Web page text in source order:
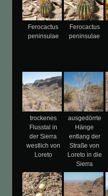
Ferocactus
peninsulae
Ferocactus
peninsulae
trockenes
Flusstal in
der Sierra
westlich von
Loreto
ausgedörrte
Hänge
entlang der
Straße von
Loreto in die
Sierra